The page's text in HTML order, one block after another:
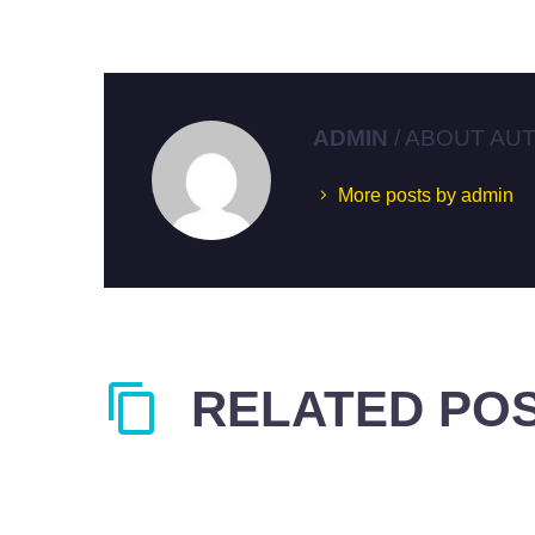
ADMIN / ABOUT
More posts by admin
RELATED